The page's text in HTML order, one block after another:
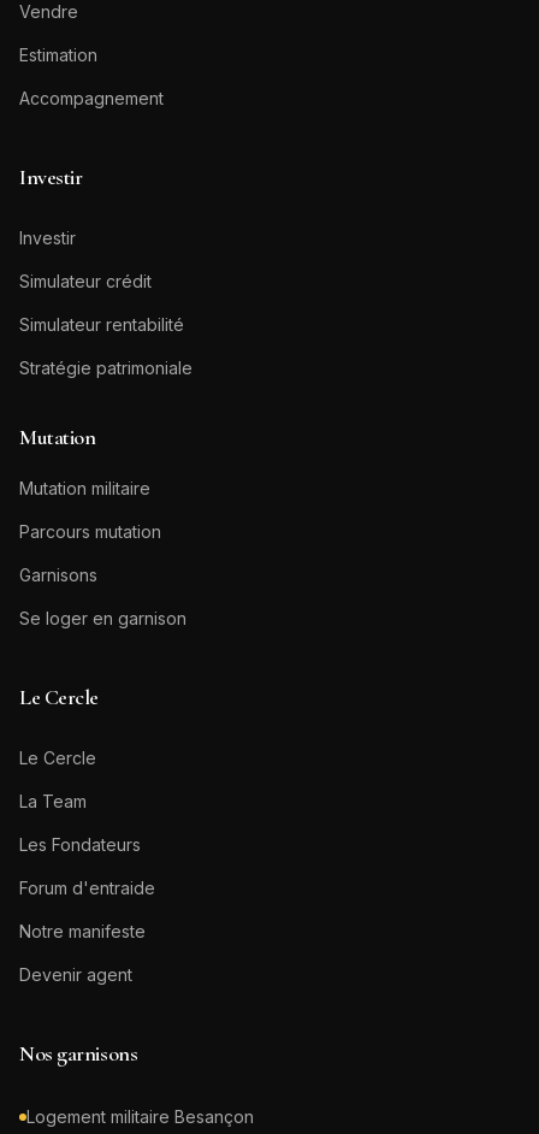
Vendre
Estimation
Accompagnement
Investir
Investir
Simulateur crédit
Simulateur rentabilité
Stratégie patrimoniale
Mutation
Mutation militaire
Parcours mutation
Garnisons
Se loger en garnison
Le Cercle
Le Cercle
La Team
Les Fondateurs
Forum d'entraide
Notre manifeste
Devenir agent
Nos garnisons
Logement militaire Besançon